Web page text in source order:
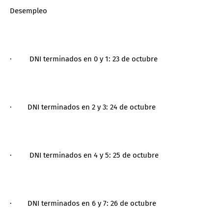
Desempleo
· DNI terminados en 0 y 1: 23 de octubre
· DNI terminados en 2 y 3: 24 de octubre
· DNI terminados en 4 y 5: 25 de octubre
· DNI terminados en 6 y 7: 26 de octubre